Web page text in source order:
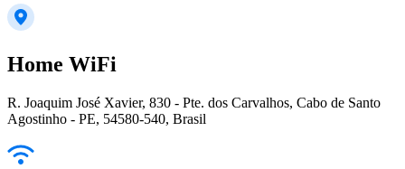
Home WiFi
R. Joaquim José Xavier, 830 - Pte. dos Carvalhos, Cabo de Santo
Agostinho - PE, 54580-540, Brasil